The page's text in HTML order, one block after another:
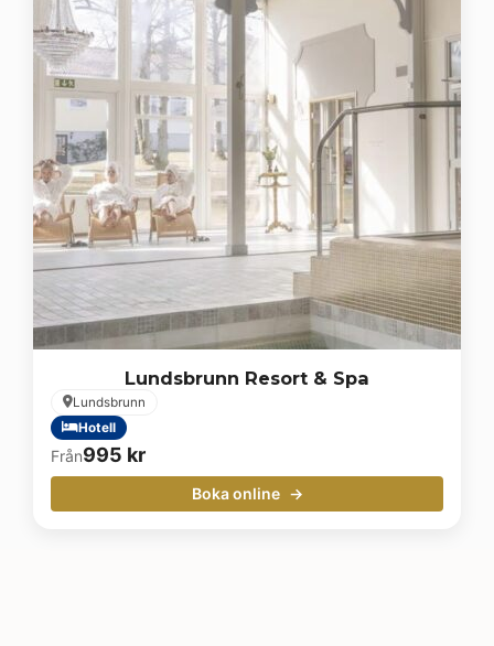
Lundsbrunn Resort & Spa
Lundsbrunn
Hotell
Från995 kr
Boka online